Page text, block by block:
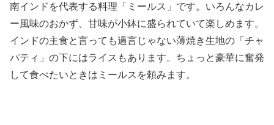
南インドを代表する料理「ミールス」です。いろんなカレ
ー風味のおかず、甘味が小鉢に盛られていて楽しめます。
インドの主食と言っても過言じゃない薄焼き生地の「チャ
パティ」の下にはライスもあります。ちょっと豪華に奮発
して食べたいときはミールスを頼みます。